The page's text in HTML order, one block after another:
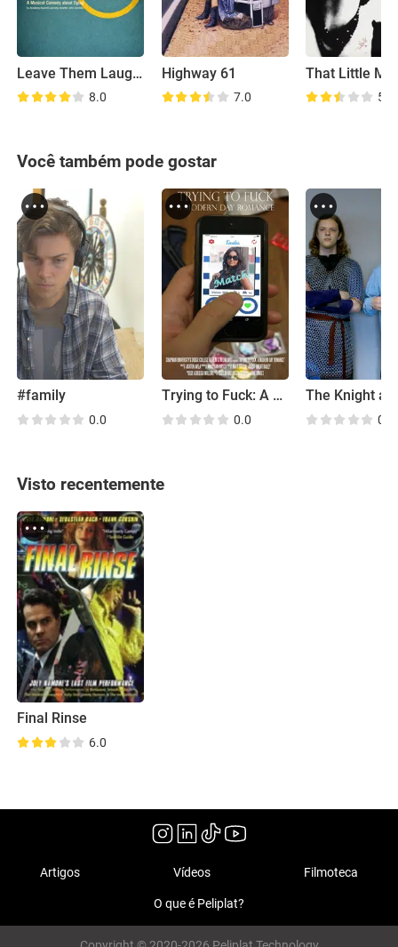
Leave Them Laughing
8.0
Highway 61
7.0
That Little
5.3
Você também pode gostar
#family
0.0
Trying to Fuck: A Modern Day Romance
0.0 0.0
Visto recentemente
Final Rinse
6.0
Artigos Vídeos Filmoteca
O que é Peliplat?